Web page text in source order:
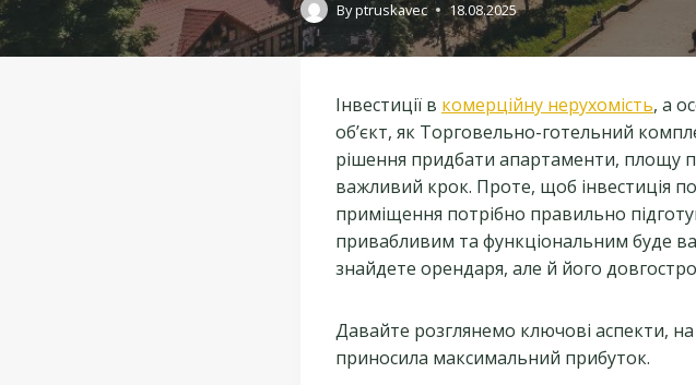
Byptruskavec 18.08.2025
Інвестиції в комерційну нерухомість, а
об’єкт, як Торговельно-готельний
рішення придбати апартаменти, площу
важливий крок. Проте, щоб інвестиція
приміщення потрібно правильно
привабливим та функціональним буде
знайдете орендаря, але й його
Давайте розглянемо ключові аспекти,
приносила максимальний прибуток.